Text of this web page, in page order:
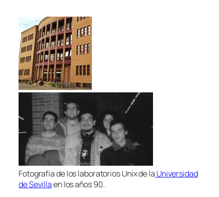
Fotografía de los laboratorios Unix de la Universidad
de Sevillaen los años 90.